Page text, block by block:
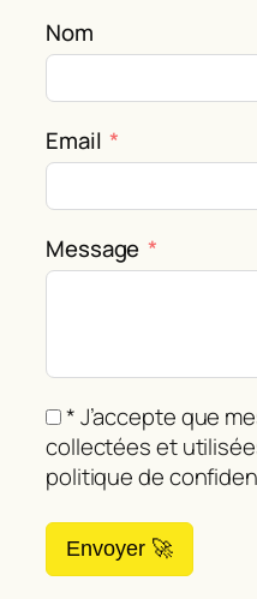
Nom
Email
Message
* J’accepte que
collectées et
politique de
Envoyer 🚀